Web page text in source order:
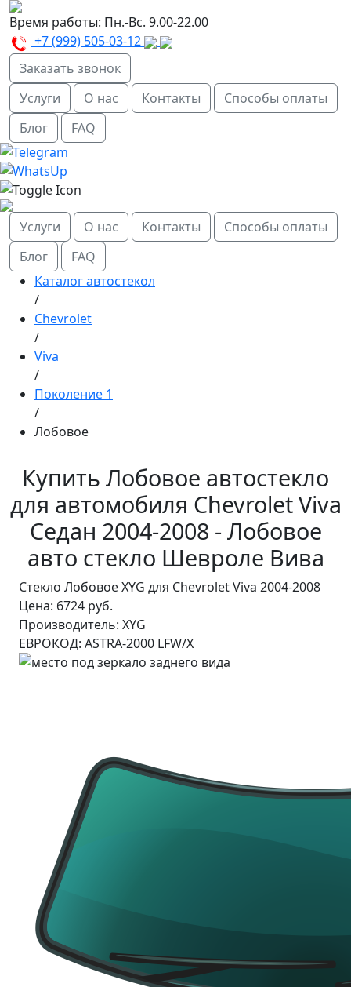
Время работы: Пн.-Вс. 9.00-22.00
+7 (999) 505-03-12
Заказать звонок
Услуги
О нас Контакты
Способы оплаты
Блог
FAQ
Услуги О нас Контакты
Способы оплаты
Блог
FAQ
Каталог автостекол
/
Chevrolet
/
Viva
/
Поколение 1
/
Лобовое
Купить Лобовое автостекло
для автомобиля Chevrolet Viva
Седан 2004-2008 - Лобовое
авто стекло Шевроле Вива
Стекло Лобовое XYG для Chevrolet Viva 2004-2008
Цена: 6724 руб.
Производитель: XYG
ЕВРОКОД: ASTRA-2000 LFW/X